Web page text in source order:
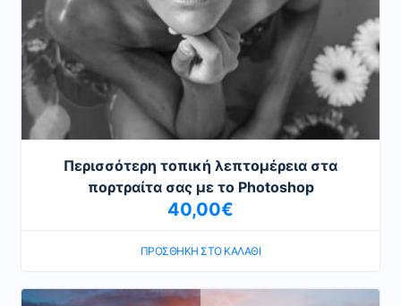
Περισσότερη τοπική λεπτομέρεια στα
πορτραίτα σας με το Photoshop
40,00€
ΠΡΟΣΘΉΚΗ ΣΤΟ ΚΑΛΆΘΙ